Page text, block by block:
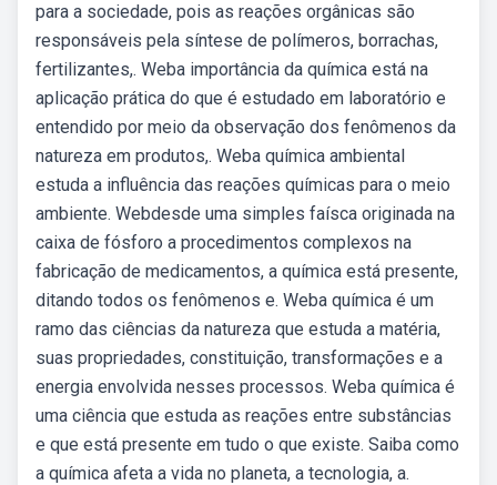
para a sociedade, pois as reações orgânicas são
responsáveis pela síntese de polímeros, borrachas,
fertilizantes,. Weba importância da química está na
aplicação prática do que é estudado em laboratório e
entendido por meio da observação dos fenômenos da
natureza em produtos,. Weba química ambiental
estuda a influência das reações químicas para o meio
ambiente. Webdesde uma simples faísca originada na
caixa de fósforo a procedimentos complexos na
fabricação de medicamentos, a química está presente,
ditando todos os fenômenos e. Weba química é um
ramo das ciências da natureza que estuda a matéria,
suas propriedades, constituição, transformações e a
energia envolvida nesses processos. Weba química é
uma ciência que estuda as reações entre substâncias
e que está presente em tudo o que existe. Saiba como
a química afeta a vida no planeta, a tecnologia, a.